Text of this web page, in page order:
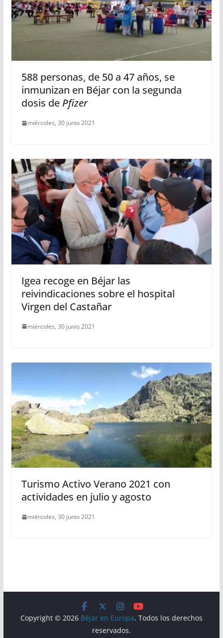
588 personas, de 50 a 47 años, se
inmunizan en Béjar con la segunda
dosis dePfizer
miércoles, 30 junio 2021
Igea recoge en Béjar las
reivindicaciones sobre el hospital
Virgen del Castañar
miércoles, 30 junio 2021
Turismo Activo Verano 2021 con
actividades en julio y agosto
miércoles, 30 junio 2021
Copyright © 2026 Béjar en Europa. Todos los derechos
reservados.